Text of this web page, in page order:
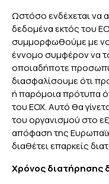
Ωστόσο ενδέχεται να
δεδομένα εκτός του
συμμορφωθούμε με
έννομο συμφέρον να
οποιαδήποτε
διασφαλίσουμε ότι
ή παρόμοια πρότυπα
του ΕΟΧ. Αυτό θα
του οργανισμού στο
απόφαση της
διαθέτει επαρκείς
Χρόνος διατήρησης